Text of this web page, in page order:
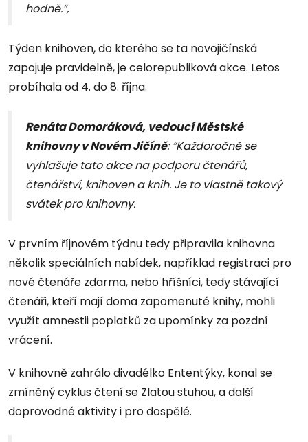
hodně.”,
Týden knihoven, do kterého se ta novojičínská
zapojuje pravidelně, je celorepubliková akce. Letos
probíhala od 4. do 8. října.
Renáta Domoráková, vedoucí Městské
knihovny v Novém Jičíně: “Každoročně se
vyhlašuje tato akce na podporu čtenářů,
čtenářství, knihoven a knih. Je to vlastně takový
svátek pro knihovny.
V prvním říjnovém týdnu tedy připravila knihovna
několik speciálních nabídek, například registraci pro
nové čtenáře zdarma, nebo hříšníci, tedy stávající
čtenáři, kteří mají doma zapomenuté knihy, mohli
využít amnestii poplatků za upomínky za pozdní
vrácení.
V knihovně zahrálo divadélko Ententýky, konal se
zmíněný cyklus čtení se Zlatou stuhou, a další
doprovodné aktivity i pro dospělé.